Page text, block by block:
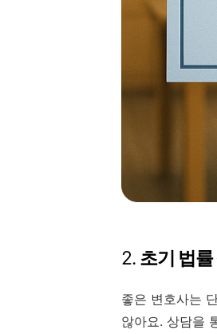
2. 초기 법
좋은 변호사는
않아요. 상담을